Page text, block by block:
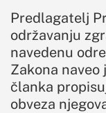
Predlagatelj
održavanju
navedenu
Zakona naveo
članka
obveza